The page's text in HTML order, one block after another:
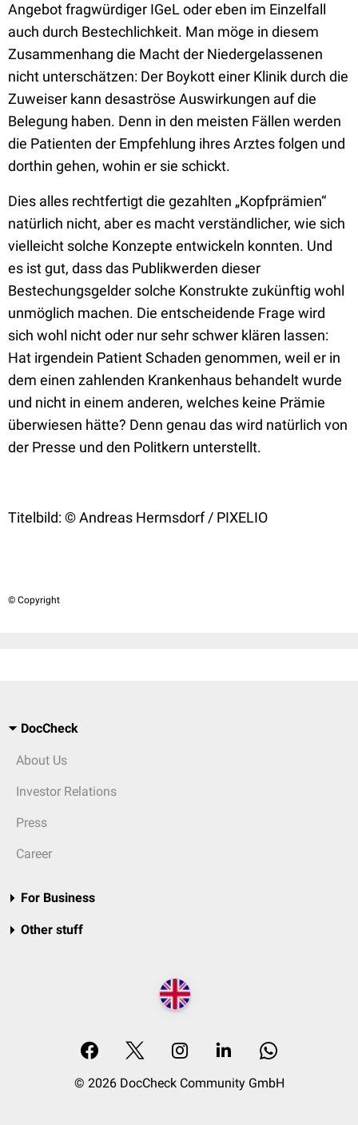
Angebot fragwürdiger IGeL oder eben im Einzelfall
auch durch Bestechlichkeit. Man möge in diesem
Zusammenhang die Macht der Niedergelassenen
nicht unterschätzen: Der Boykott einer Klinik durch die
Zuweiser kann desaströse Auswirkungen auf die
Belegung haben. Denn in den meisten Fällen werden
die Patienten der Empfehlung ihres Arztes folgen und
dorthin gehen, wohin er sie schickt.
Dies alles rechtfertigt die gezahlten „Kopfprämien“
natürlich nicht, aber es macht verständlicher, wie sich
vielleicht solche Konzepte entwickeln konnten. Und
es ist gut, dass das Publikwerden dieser
Bestechungsgelder solche Konstrukte zukünftig wohl
unmöglich machen. Die entscheidende Frage wird
sich wohl nicht oder nur sehr schwer klären lassen:
Hat irgendein Patient Schaden genommen, weil er in
dem einen zahlenden Krankenhaus behandelt wurde
und nicht in einem anderen, welches keine Prämie
überwiesen hätte? Denn genau das wird natürlich von
der Presse und den Politkern unterstellt.
Titelbild: © Andreas Hermsdorf / PIXELIO
© Copyright
DocCheck
About Us
Investor Relations
Press
Career
For Business
Other stuff
© 2026 DocCheck Community GmbH